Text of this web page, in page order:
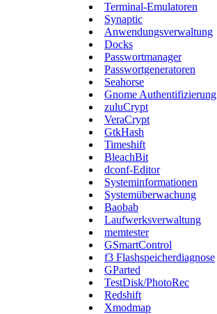
Terminal-Emulatoren
Synaptic
Anwendungsverwaltung
Docks
Passwortmanager
Passwortgeneratoren
Seahorse
Gnome Authentifizierung
zuluCrypt
VeraCrypt
GtkHash
Timeshift
BleachBit
dconf-Editor
Systeminformationen
Systemüberwachung
Baobab
Laufwerksverwaltung
memtester
GSmartControl
f3 Flashspeicherdiagnose
GParted
TestDisk/PhotoRec
Redshift
Xmodmap